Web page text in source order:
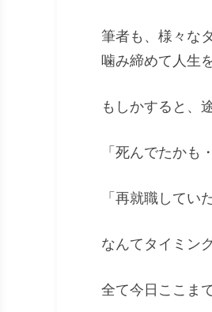
筆者も、様々な
噛み締めて人生
もしかすると、
「死んでたかも
「再就職してい
なんてタイミン
全て今日ここま